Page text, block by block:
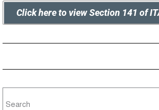
Click here to view Section 141 of
Search